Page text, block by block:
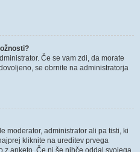
Če se vam zdi, da morate
se obrnite na administratorja
moderator, administrator ali pa tisti, ki
kliknite na ureditev prvega
z anketo. Če ni še nihče oddal svojega